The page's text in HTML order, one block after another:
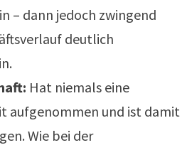
– dann jedoch zwingend
deutlich
Hat niemals eine
aufgenommen und ist damit
Wie bei der